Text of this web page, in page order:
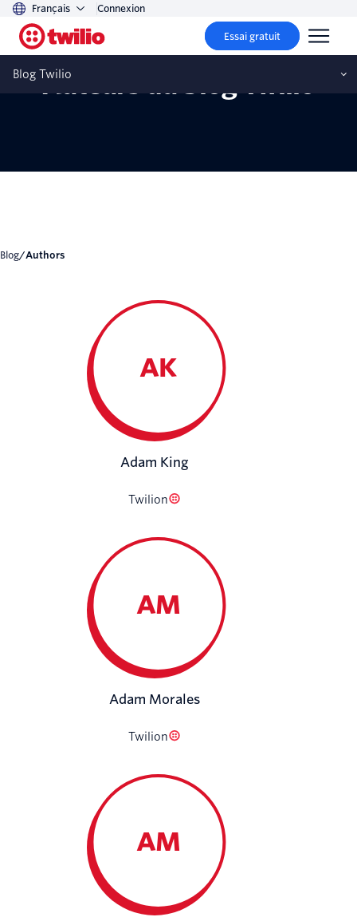
Français Connexion
Essai gratuit
Blog TwilioAuteurs du blog Twilio
blog/ Authors
AK
Adam King
Twilion
AM
Adam Morales
Twilion
AM